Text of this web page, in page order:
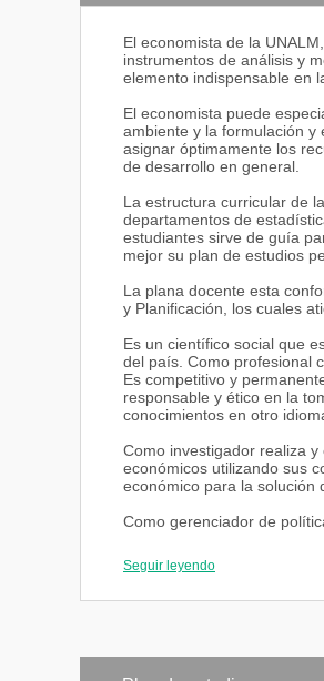
El economista de la
instrumentos de análisis y
elemento indispensable en
El economista puede
ambiente y la formulación y
asignar óptimamente los
de desarrollo en general.
La estructura curricular de
departamentos de
estudiantes sirve de guía
mejor su plan de estudios
La plana docente esta
y Planificación, los cuales
Es un científico social que
del país. Como profesional
Es competitivo y
responsable y ético en la
conocimientos en otro
Como investigador realiza
económicos utilizando sus
económico para la solución
Como gerenciador de
coyuntura económica,
socioeconómicos, entre
Seguir leyendo